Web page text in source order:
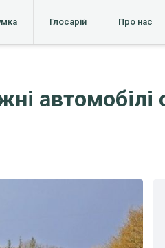
Глосарій Про нас
автомобілі